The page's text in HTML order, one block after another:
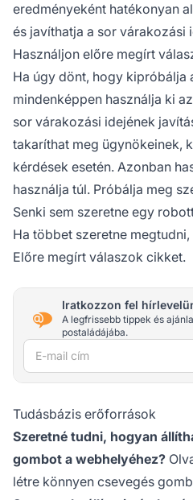
eredményeként hatékonyan
és javíthatja a sor várakozási
Használjon előre megírt
Ha úgy dönt, hogy kipróbálja
mindenképpen használja ki
sor várakozási idejének
takaríthat meg ügynökeinek,
kérdések esetén. Azonban
használja túl. Próbálja meg
Senki sem szeretne egy
Ha többet szeretne
Előre megírt válaszok cikket.
Iratkozzon fel
A legfrissebb tippek és
postaládájába.
E-mail cím
Tudásbázis erőforrások
Szeretné tudni, hogyan
gombot a webhelyéhez?
létre könnyen csevegés